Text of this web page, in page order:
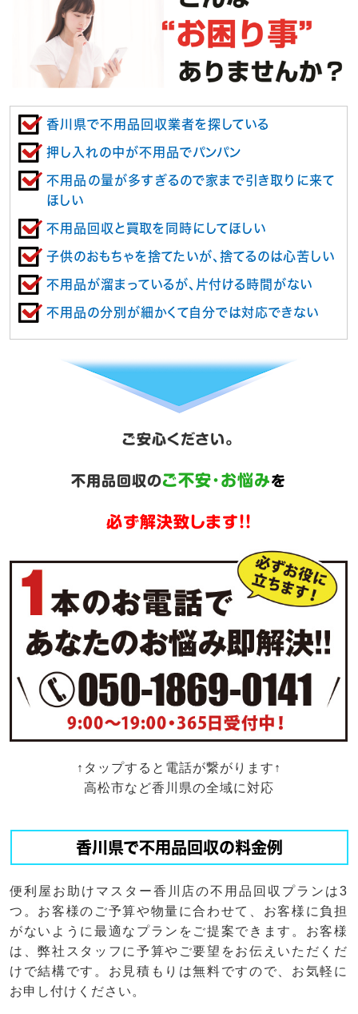
香川県で不用品回収業者を探している
押し入れの中が不用品でパンパン
不用品の量が多すぎるので家まで引き取りに来て
ほしい
不用品回収と買取を同時にしてほしい
子供のおもちゃを捨てたいが、捨てるのは心苦しい
不用品が溜まっているが、片付ける時間がない
不用品の分別が細かくて自分では対応できない
ご安心ください。
不用品回収のご不安･お悩みを
必ず解決致します!!
↑タップすると電話が繋がります↑
高松市など香川県の全域に対応
香川県で不用品回収の料金例
便利屋お助けマスター香川店の不用品回収プランは3
つ。お客様のご予算や物量に合わせて、お客様に負担
がないように最適なプランをご提案できます。お客様
は、弊社スタッフに予算やご要望をお伝えいただくだ
けで結構です。お見積もりは無料ですので、お気軽に
お申し付けください。